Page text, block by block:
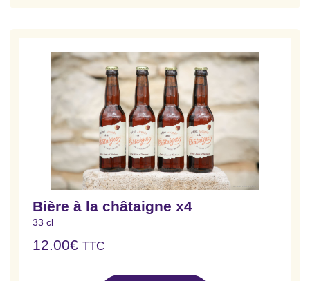
Bière à la châtaigne x4
33 cl
12.00€ TTC